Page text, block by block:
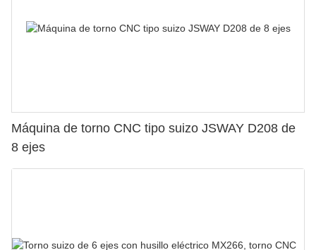
Máquina de torno CNC tipo suizo JSWAY D208 de
8 ejes